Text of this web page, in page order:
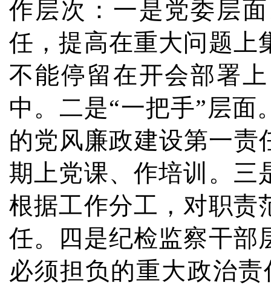
作层次：一是党委层
任，提高在重大问题上
不能停留在开会部署
中。二是“一把手”层
的党风廉政建设第一责
期上党课、作培训。三
根据工作分工，对职责
任。四是纪检监察干部
必须担负的重大政治